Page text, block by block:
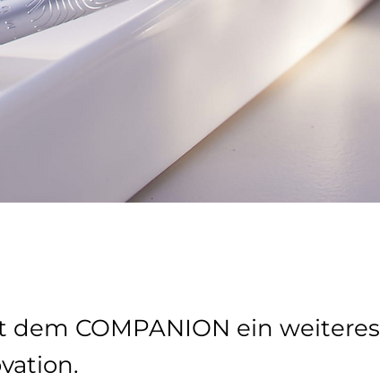
dem COMPANION ein weiteres